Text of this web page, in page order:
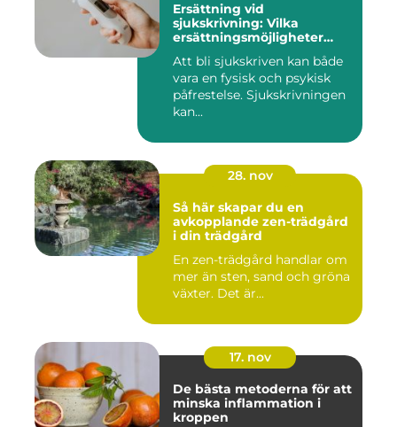
Ersättning vid
sjukskrivning: Vilka
ersättningsmöjligheter
Att bli sjukskriven kan både
vara en fysisk och psykisk
påfrestelse. Sjukskrivningen
kan...
28. nov
Så här skapar du en
avkopplande zen-trädgård
i din trädgård
En zen-trädgård handlar om
mer än sten, sand och gröna
växter. Det är...
17. nov
De bästa metoderna för att
minska inflammation i
kroppen